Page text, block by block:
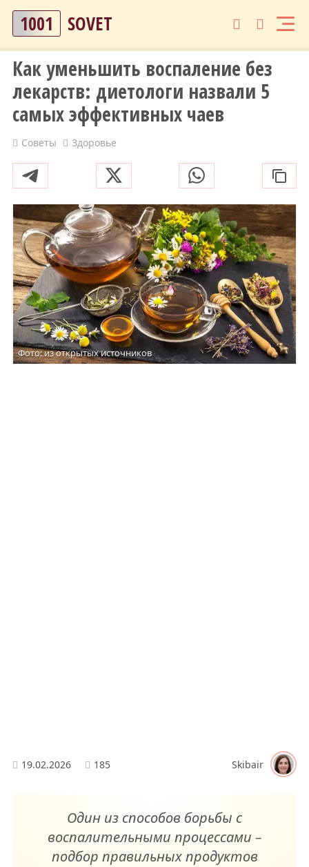
1001 SOVET
Как уменьшить воспаление без
лекарств: диетологи назвали 5
самых эффективных чаев
Советы Здоровье
Фото: из открытых источников
19.02.2026 185 Skibair
Один из способов борьбы с
воспалительными процессами –
подбор правильных продуктов